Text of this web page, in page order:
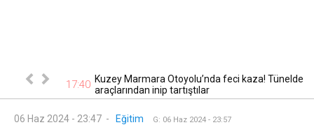
sokağa 17:40 Kuzey Marmara Otoyolu’nda feci kaza! Tünelde
araçlarından inip tartıştılar
06 Haz 2024 - 23:47 - Eğitim G: 06 Haz 2024 - 23:57